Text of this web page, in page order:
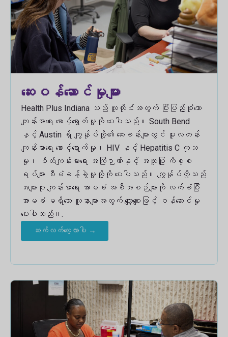
ဆေးဝန်ဆောင်မှုများ
Health Plus Indiana သည် လူတိုင်းအတွက် ပြီးပြည့်စုံသော
ကျန်းမာရေး စောင့်ရှောက်မှုကို ပေးပါသည်။ South Bend
နှင့် Austin ရှိ ကျွန်ုပ်တို့၏ ဆေးခန်းများတွင် မူလတန်း
ကျန်းမာရေး စောင့်ရှောက်မှု၊ HIV နှင့် Hepatitis C ကုသ
မှု၊ စိတ်ကျန်းမာရေး အကြံဉာဏ်နှင့် အထူးပြု ကိစ္စ
ရပ်များ စီမံခန့်ခွဲမှုတို့ကို ပေးပါသည်။ ကျွန်ုပ်တို့သည်
အများစု ကျန်းမာရေး အာမခံ အစီအစဉ်များကို လက်ခံပြီး
အာမခံ မရှိသော လူနာများအတွက် လျှော့စျေးဖြင့် ဝန်ဆောင်မှု
ပေးပါသည်။.
ဆက်လက်လေ့လာပါ →